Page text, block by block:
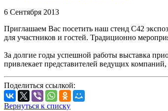
6 Сентября 2013
Приглашаем Вас посетить наш стенд C42
для участников и гостей. Традиционно
За долгие годы успешной работы выставка
привлекает представителей ведущих
Поделиться ссылкой:
Вернуться к списку